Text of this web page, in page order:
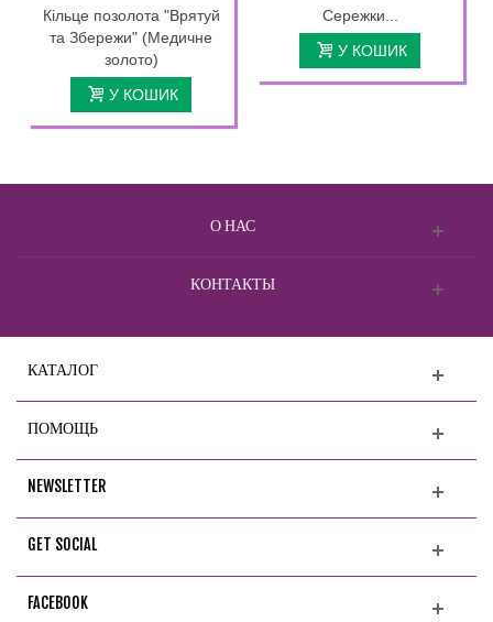
Кільце позолота "Врятуй
та Збережи" (Медичне
золото)
У КОШИК
Сережки...
У КОШИК
О НАС
КОНТАКТЫ
КАТАЛОГ
ПОМОЩЬ
NEWSLETTER
GET SOCIAL
FACEBOOK